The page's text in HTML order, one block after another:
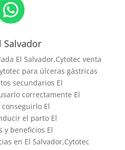
WhatsApp
Salvador
El Salvador,Cytotec venta
para úlceras gástricas
secundarios El
correctamente El
El
el parto El
y beneficios El
en El Salvador,Cytotec